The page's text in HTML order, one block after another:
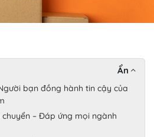
Ẩn
bạn đồng hành tin cậy của
– Đáp ứng mọi ngành